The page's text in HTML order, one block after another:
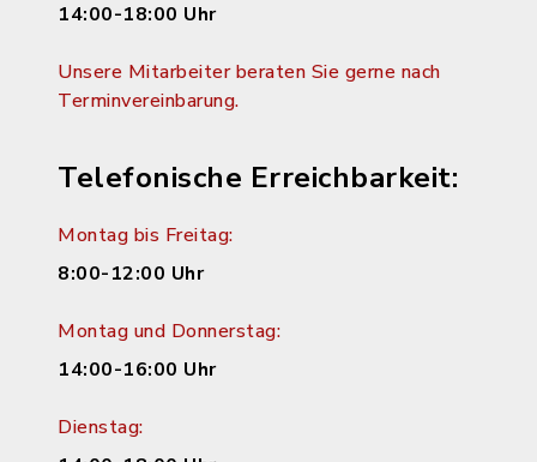
14:00-18:00 Uhr
Unsere Mitarbeiter beraten Sie gerne nach
Terminvereinbarung.
Telefonische Erreichbarkeit:
Montag bis Freitag:
8:00-12:00 Uhr
Montag und Donnerstag:
14:00-16:00 Uhr
Dienstag: